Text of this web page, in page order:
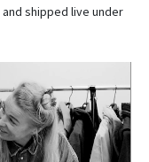
shipped live under